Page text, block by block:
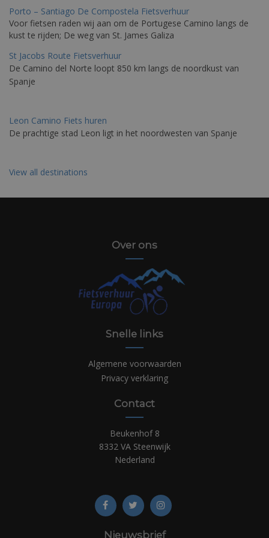
Porto – Santiago De Compostela Fietsverhuur
Voor fietsen raden wij aan om de Portugese Camino langs de
kust te rijden; De weg van St. James Galiza
St Jacobs Route Fietsverhuur
De Camino del Norte loopt 850 km langs de noordkust van
Spanje
Leon Camino Fiets huren
De prachtige stad Leon ligt in het noordwesten van Spanje
View all destinations
Over ons
Snelle links
Algemene voorwaarden
Privacy verklaring
Contact
Beukenhof 8
8332 VA Steenwijk
Nederland
Nieuwsbrief